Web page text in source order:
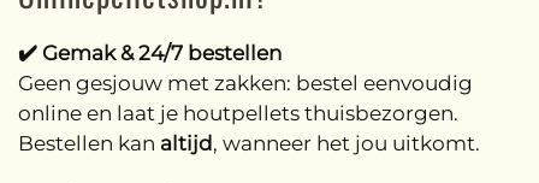
✔️ Gemak & 24/7 bestellen
Geen gesjouw met zakken: bestel eenvoudig
online en laat je houtpellets thuisbezorgen.
Bestellen kan altijd , wanneer het jou uitkomt.